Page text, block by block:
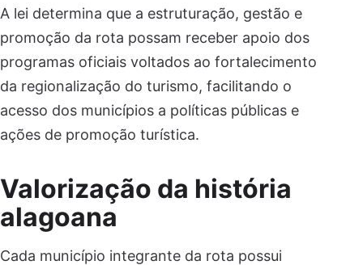
A lei determina que a estruturação, gestão e
promoção da rota possam receber apoio dos
programas oficiais voltados ao fortalecimento
da regionalização do turismo, facilitando o
acesso dos municípios a políticas públicas e
ações de promoção turística.
Valorização da história
alagoana
Cada município integrante da rota possui